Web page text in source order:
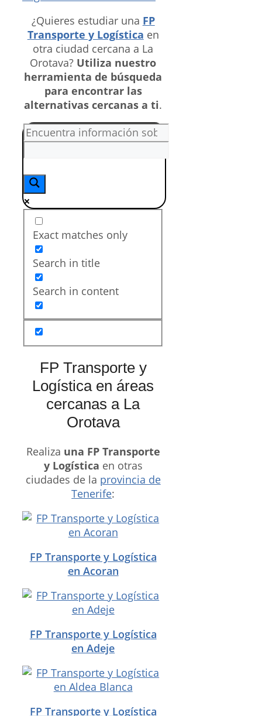
¿Quieres estudiar una FP
Transporte y Logística en
otra ciudad cercana a La
Orotava? Utiliza nuestro
herramienta de búsqueda
para encontrar las
alternativas cercanas a ti.
Exact matches only
Search in title
Search in content
FP Transporte y
Logística en áreas
cercanas a La
Orotava
Realiza una FP Transporte
y Logística en otras
ciudades de la provincia de
Tenerife:
FP Transporte y Logística
en Acoran
FP Transporte y Logística
en Adeje
FP Transporte y Logística